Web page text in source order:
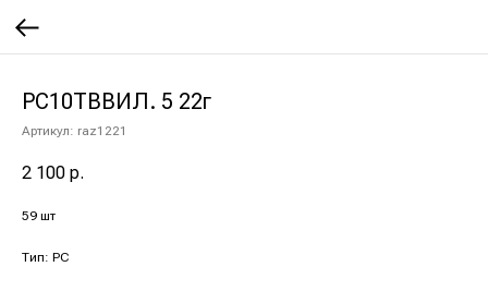
РС10ТВВИЛ. 5 22г
Артикул: raz1221
2 100 р.
59 шт
Тип: РС